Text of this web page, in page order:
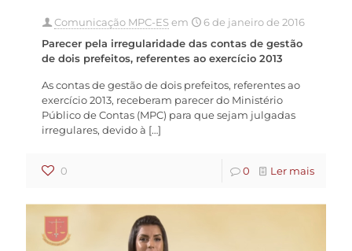
Comunicação MPC-ESem
6 de janeiro de 2016
Parecer pela irregularidade das contas de gestão
de dois prefeitos, referentes ao exercício 2013
As contas de gestão de dois prefeitos, referentes ao
exercício 2013, receberam parecer do Ministério
Público de Contas (MPC) para que sejam julgadas
irregulares, devido à […]
0 0 Ler mais